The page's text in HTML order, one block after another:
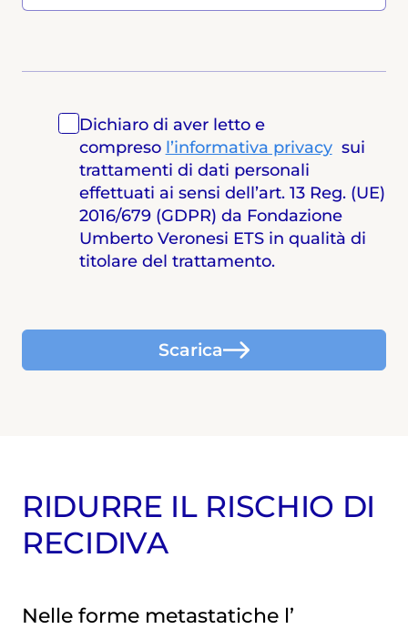
Dichiaro di aver letto e
compreso l’informativa privacysui
trattamenti di dati personali
effettuati ai sensi dell’art. 13 Reg. (UE)
2016/679 (GDPR) da Fondazione
Umberto Veronesi ETS in qualità di
titolare del trattamento.
Scarica
RIDURRE IL RISCHIO DI
RECIDIVA
Nelle forme metastatiche l’